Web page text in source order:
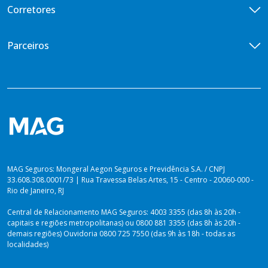
Diária por Incapacidade Temporária
Private Top
Quem somos
Blog
Dúvidas sobre Imposto de Renda
Corretores
Encontre um corretor
Plataforma dos Produtores
Parceiros
MAG Seguros: Mongeral Aegon Seguros e Previdência S.A. / CNPJ
33.608.308.0001/73 | Rua Travessa Belas Artes, 15 - Centro - 20060-000 -
Rio de Janeiro, RJ
Central de Relacionamento MAG Seguros: 4003 3355 (das 8h às 20h -
capitais e regiões metropolitanas) ou 0800 881 3355 (das 8h às 20h -
demais regiões) Ouvidoria 0800 725 7550 (das 9h às 18h - todas as
localidades)